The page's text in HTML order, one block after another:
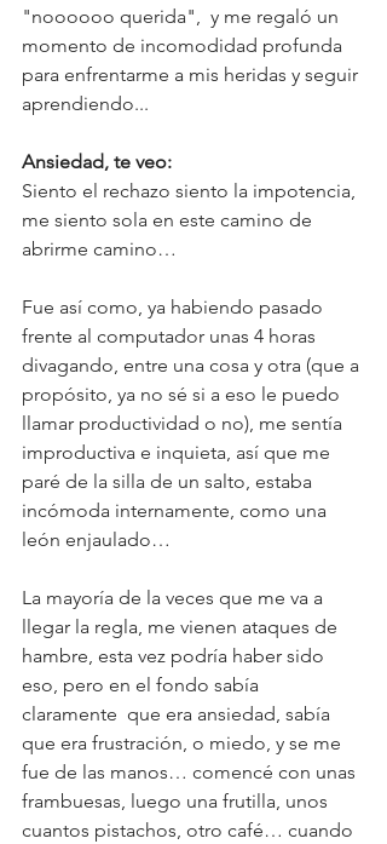
"noooooo querida",  y me regaló un
momento de incomodidad profunda
para enfrentarme a mis heridas y seguir
aprendiendo...
Ansiedad, te veo:
Siento el rechazo siento la impotencia,
me siento sola en este camino de
abrirme camino…
Fue así como, ya habiendo pasado
frente al computador unas 4 horas
divagando, entre una cosa y otra (que a
propósito, ya no sé si a eso le puedo
llamar productividad o no), me sentía
improductiva e inquieta, así que me
paré de la silla de un salto, estaba
incómoda internamente, como una
león enjaulado…
La mayoría de la veces que me va a
llegar la regla, me vienen ataques de
hambre, esta vez podría haber sido
eso, pero en el fondo sabía
claramente  que era ansiedad, sabía
que era frustración, o miedo, y se me
fue de las manos… comencé con unas
frambuesas, luego una frutilla, unos
cuantos pistachos, otro café… cuando